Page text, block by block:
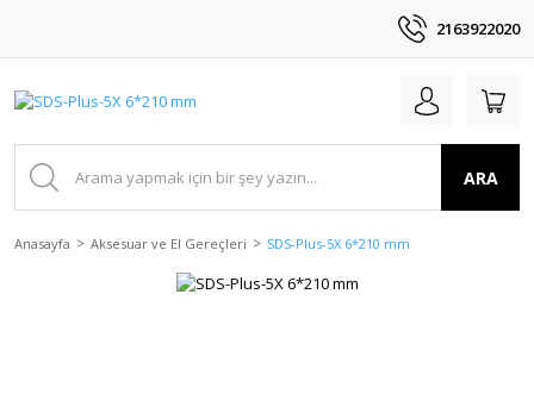
2163922020
ARA
Anasayfa Aksesuar ve El Gereçleri SDS-Plus-5X 6*210 mm